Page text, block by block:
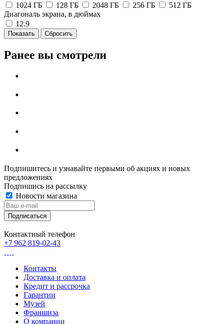
1024 ГБ
128 ГБ 2048 ГБ 256 ГБ
512 ГБ
Диагональ экрана, в дюймах
12.9
Сбросить
Ранее вы смотрели
Подпишитесь и узнавайте первыми об акциях и новых
предложениях
Подпишись на рассылку
Новости магазина
Контактный телефон
+7 962 819-02-43
Контакты
Доставка и оплата
Кредит и рассрочка
Гарантии
Музей
Франшиза
О компании